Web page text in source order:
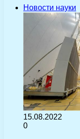
Новости науки
15.08.2022
0